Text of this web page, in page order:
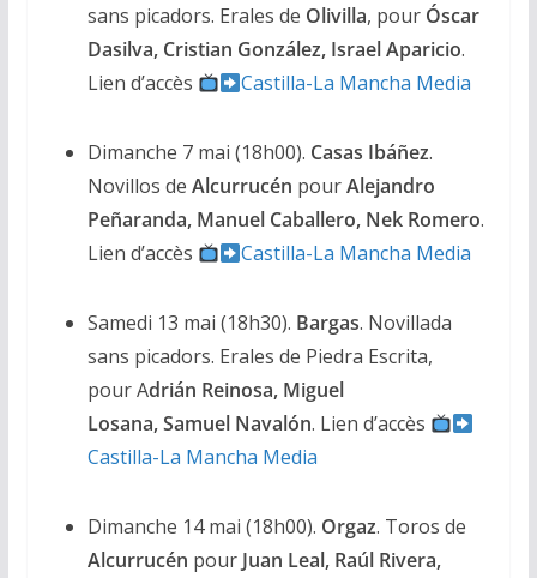
sans picadors. Erales de Olivilla, pour Óscar
Dasilva, Cristian González, Israel Aparicio.
Lien d’accès
Castilla-La Mancha Media
Dimanche 7 mai (18h00). Casas Ibáñez.
Novillos de Alcurrucén pourAlejandro
Peñaranda, Manuel Caballero, Nek Romero.
Lien d’accès
Castilla-La Mancha Media
Samedi 13 mai (18h30). Bargas. Novillada
sans picadors. Erales de Piedra Escrita,
pour Adrián Reinosa, Miguel
Losana, Samuel Navalón. Lien d’accès
Castilla-La Mancha Media
Dimanche 14 mai (18h00). Orgaz. Toros de
Alcurrucén pourJuan Leal, Raúl Rivera,